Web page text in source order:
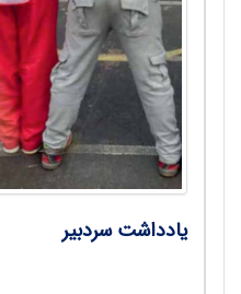
یادداشت سردبیر